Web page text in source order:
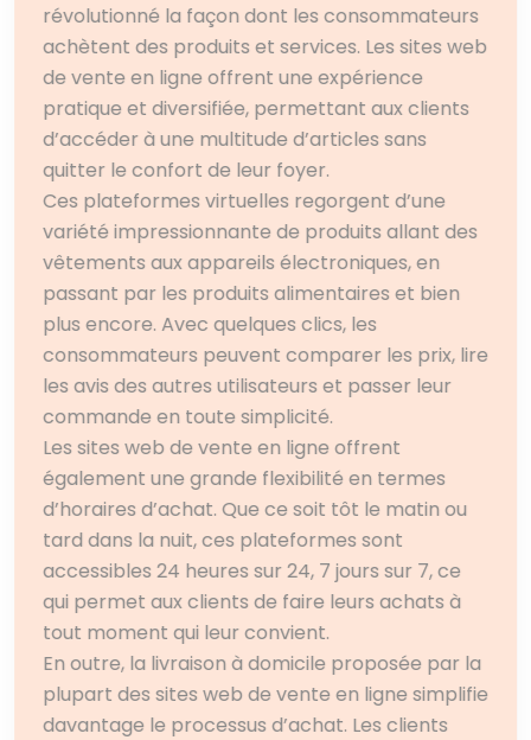
révolutionné la façon dont les consommateurs
achètent des produits et services. Les sites web
de vente en ligne offrent une expérience
pratique et diversifiée, permettant aux clients
d’accéder à une multitude d’articles sans
quitter le confort de leur foyer.
Ces plateformes virtuelles regorgent d’une
variété impressionnante de produits allant des
vêtements aux appareils électroniques, en
passant par les produits alimentaires et bien
plus encore. Avec quelques clics, les
consommateurs peuvent comparer les prix, lire
les avis des autres utilisateurs et passer leur
commande en toute simplicité.
Les sites web de vente en ligne offrent
également une grande flexibilité en termes
d’horaires d’achat. Que ce soit tôt le matin ou
tard dans la nuit, ces plateformes sont
accessibles 24 heures sur 24, 7 jours sur 7, ce
qui permet aux clients de faire leurs achats à
tout moment qui leur convient.
En outre, la livraison à domicile proposée par la
plupart des sites web de vente en ligne simplifie
davantage le processus d’achat. Les clients